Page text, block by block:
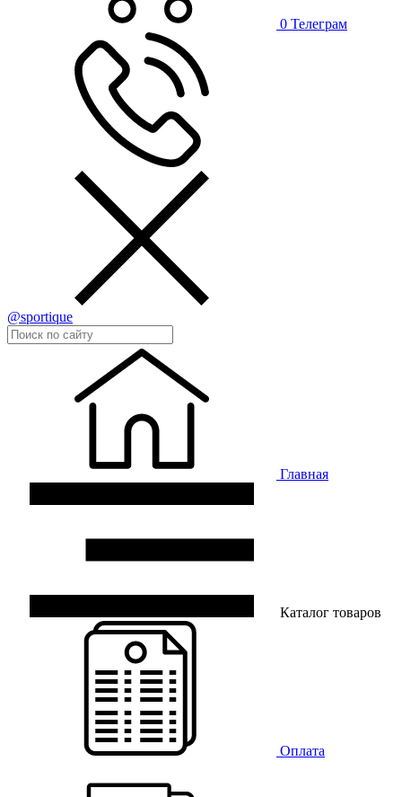
0 Телеграм
@sportique
Главная
Каталог товаров
Оплата